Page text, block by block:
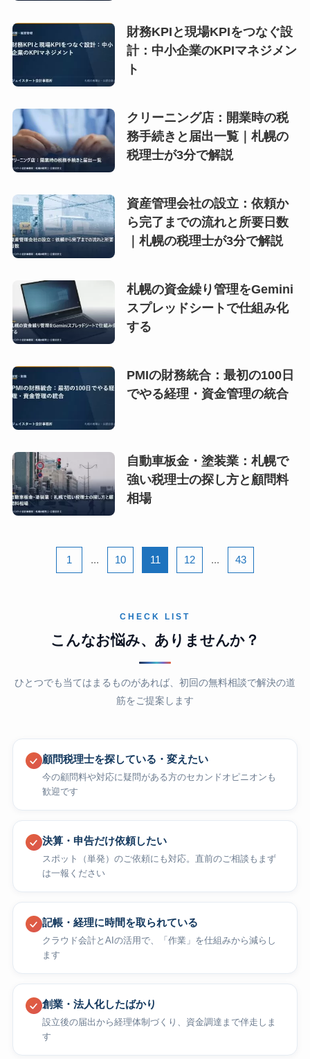
財務KPIと現場KPIをつなぐ設
計：中小企業のKPIマネジメン
ト
クリーニング店：開業時の税
務手続きと届出一覧｜札幌の
税理士が3分で解説
資産管理会社の設立：依頼か
ら完了までの流れと所要日数
｜札幌の税理士が3分で解説
札幌の資金繰り管理をGemini
スプレッドシートで仕組み化
する
PMIの財務統合：最初の100日
でやる経理・資金管理の統合
自動車板金・塗装業：札幌で
強い税理士の探し方と顧問料
相場
1 ... 10 11 12 ... 43
CHECK LIST
こんなお悩み、ありませんか？
ひとつでも当てはまるものがあれば、初回の無料相談で解決の道
筋をご提案します
顧問税理士を探している・変えたい
今の顧問料や対応に疑問がある方のセカンドオピニオンも
歓迎です
決算・申告だけ依頼したい
スポット（単発）のご依頼にも対応。直前のご相談もまず
は一報ください
記帳・経理に時間を取られている
クラウド会計とAIの活用で、「作業」を仕組みから減らし
ます
創業・法人化したばかり
設立後の届出から経理体制づくり、資金調達まで伴走しま
す